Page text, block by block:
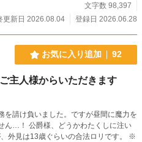
文字数 98,397
更新日 2026.08.04
登録日 2026.06.28
お気に入り追加 92
主人様からいただきます
を請け負いました。ですが昼間に魔力を
ん…！ 公爵様、どうかわたくしに注い